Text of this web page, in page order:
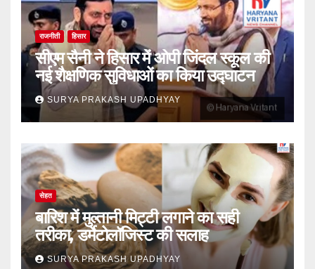
राजनीती हिसार
सीएम सैनी ने हिसार में ओपी जिंदल स्कूल की
नई शैक्षणिक सुविधाओं का किया उद्घाटन
SURYA PRAKASH UPADHYAY
सेहत
बारिश में मुल्तानी मिट्टी लगाने का सही
तरीका, डर्मेटोलॉजिस्ट की सलाह
SURYA PRAKASH UPADHYAY